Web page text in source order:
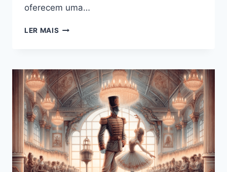
oferecem uma…
LER MAIS DESCUBRA
DE
YIRUMA
E
A
JORNADA
VISUAL
‘DO
ZERO
AOS
100